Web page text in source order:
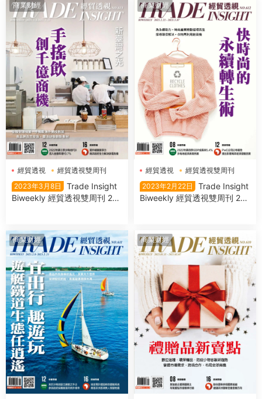
商業财經
經貿透視
經貿透視雙周刊
2023年3月8日
Trade Insight
Biweekly 經貿透視雙周刊 202
商業财經
經貿透視
經貿透視雙周刊
2023年2月22日
Trade Insight
Biweekly 經貿透視雙周刊 202
商業财經 商業财經